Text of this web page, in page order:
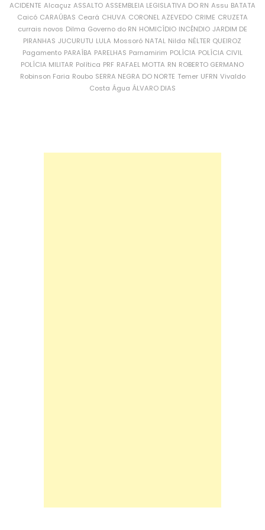
ACIDENTE Alcaçuz ASSALTO ASSEMBLEIA LEGISLATIVA DO RN Assu BATATA
Caicó CARAÚBAS Ceará CHUVA CORONEL AZEVEDO CRIME CRUZETA
currais novos Dilma Governo do RN HOMICÍDIO INCÊNDIO JARDIM DE
PIRANHAS JUCURUTU LULA Mossoró NATAL Nilda NÉLTER QUEIROZ
Pagamento PARAÍBA PARELHAS Parnamirim POLÍCIA POLÍCIA CIVIL
POLÍCIA MILITAR Política PRF RAFAEL MOTTA RN ROBERTO GERMANO
Robinson Faria Roubo SERRA NEGRA DO NORTE Temer UFRN Vivaldo
Costa Água ÁLVARO DIAS